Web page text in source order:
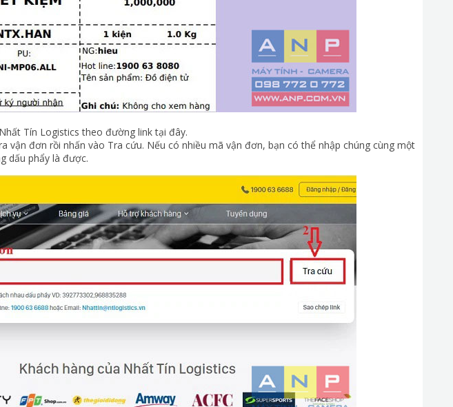
Tín Logistics theo đường link tại đây.
vận đơn rồi nhấn vào Tra cứu. Nếu có nhiều mã vận đơn, bạn có thể nhập chúng cùng một
dấu phẩy là được.